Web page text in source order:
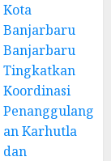
Kota
Banjarbaru
Banjarbaru
Tingkatkan
Koordinasi
Penanggulang
an Karhutla
dan